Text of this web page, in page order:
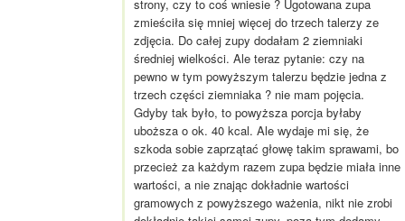
strony, czy to coś wniesie ? Ugotowana zupa
zmieściła się mniej więcej do trzech talerzy ze
zdjęcia. Do całej zupy dodałam 2 ziemniaki
średniej wielkości. Ale teraz pytanie: czy na
pewno w tym powyższym talerzu będzie jedna z
trzech części ziemniaka ? nie mam pojęcia.
Gdyby tak było, to powyższa porcja byłaby
uboższa o ok. 40 kcal. Ale wydaje mi się, że
szkoda sobie zaprzątać głowę takim sprawami, bo
przecież za każdym razem zupa będzie miała inne
wartości, a nie znając dokładnie wartości
gramowych z powyższego ważenia, nikt nie zrobi